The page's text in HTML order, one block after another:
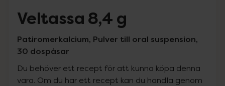
Veltassa 8,4 g
Patiromerkalcium, Pulver till oral suspension,
30 dospåsar
Du behöver ett recept för att kunna köpa denna
vara. Om du har ett recept kan du handla genom